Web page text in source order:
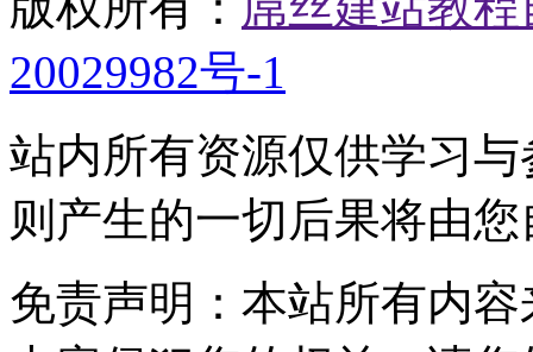
20029982号-1
站内所有资源仅供学习
则产生的一切后果将由
免责声明：本站所有内